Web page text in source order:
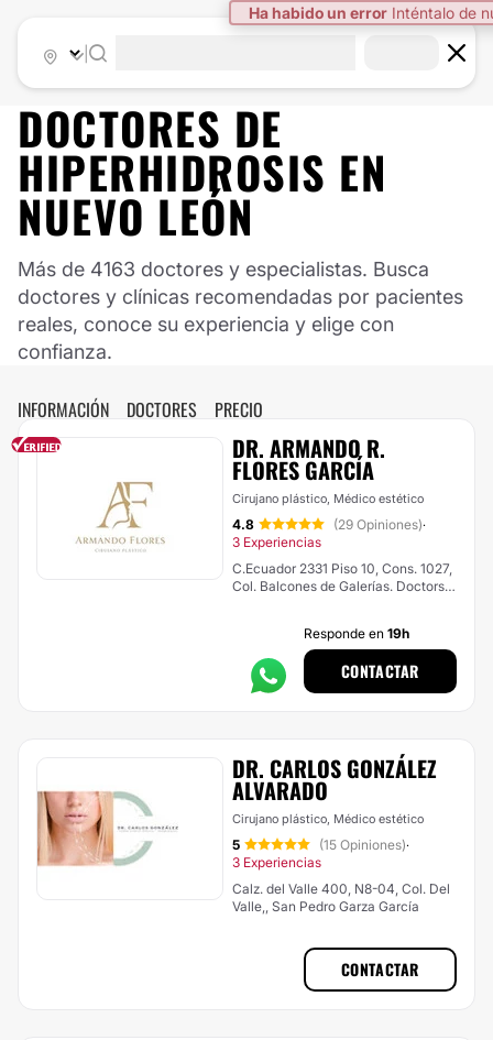
Ha habido un error Inténtalo de
DOCTORES DE
HIPERHIDROSIS EN
NUEVO LEÓN
Más de 4163 doctores y especialistas. Busca
doctores y clínicas recomendadas por pacientes
reales, conoce su experiencia y elige con
confianza.
INFORMACIÓN DOCTORES PRECIO
DR. ARMANDO R.
FLORES GARCÍA
Cirujano plástico, Médico estético
4.8 (29 Opiniones)·
3 Experiencias
C.Ecuador 2331 Piso 10, Cons. 1027,
Col. Balcones de Galerías. Doctors
Responde en 19h
CONTACTAR
DR. CARLOS GONZÁLEZ
ALVARADO
Cirujano plástico, Médico estético
5 (15 Opiniones)·
3 Experiencias
Calz. del Valle 400, N8-04, Col. Del
Valle,, San Pedro Garza García
CONTACTAR